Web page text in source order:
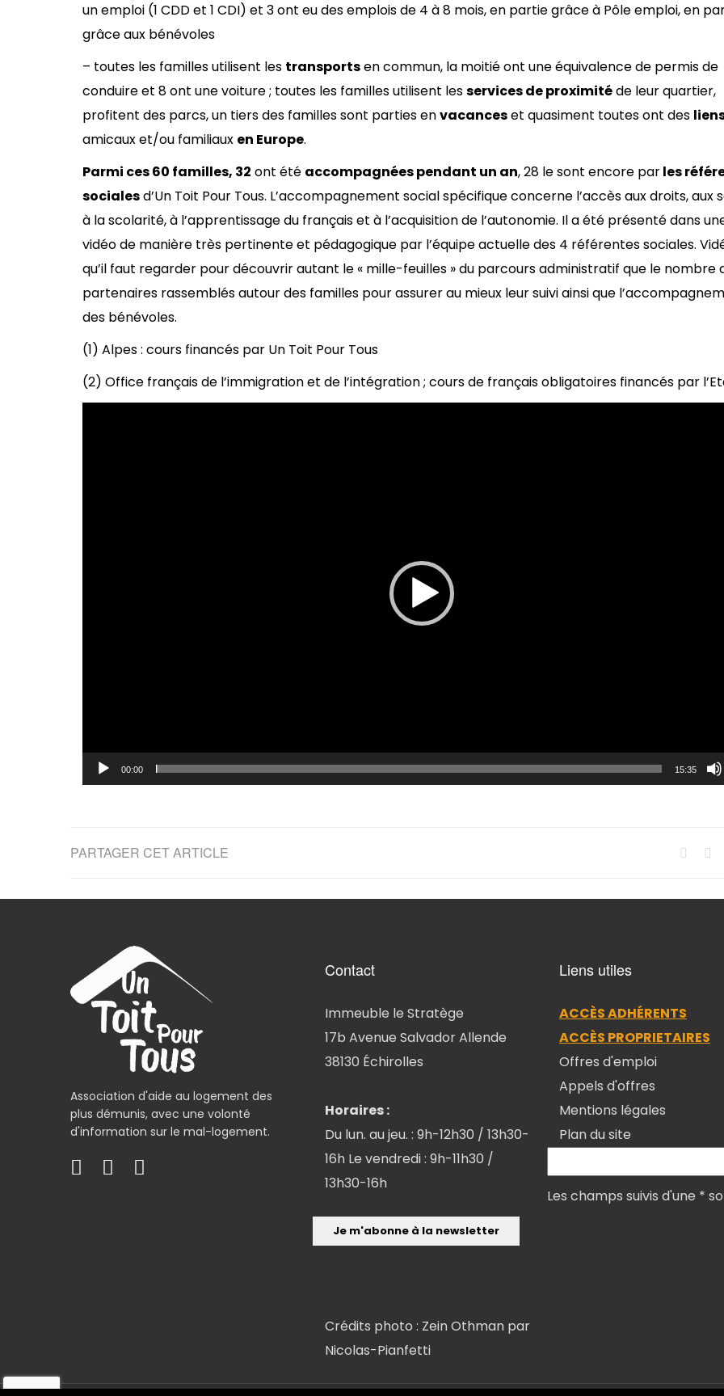
un emploi (1 CDD et 1 CDI) et 3 ont eu des emplois de 4 à 8 mois, en partie grâce à Pôle emploi, en
grâce aux bénévoles
– toutes les familles utilisent les transportsen commun, la moitié ont une équivalence de permis de
conduire et 8 ont une voiture ; toutes les familles utilisent lesservices de proximitéde leur quartier,
profitent des parcs, un tiers des familles sont parties envacanceset quasiment toutes ont des
amicaux et/ou familiaux en Europe.
Parmi ces 60 familles, 32 ont été accompagnées pendant un an, 28 le sont encore parles
socialesd’Un Toit Pour Tous. L’accompagnement social spécifique concerne l’accès aux droits, aux
à la scolarité, à l’apprentissage du français et à l’acquisition de l’autonomie. Il a été présenté dans
vidéo de manière très pertinente et pédagogique par l’équipe actuelle des 4 référentes sociales.
qu’il faut regarder pour découvrir autant le « mille-feuilles » du parcours administratif que le nombre
partenaires rassemblés autour des familles pour assurer au mieux leur suivi ainsi que
des bénévoles.
(1) Alpes : cours financés par Un Toit Pour Tous
(2) Office français de l’immigration et de l’intégration ; cours de français obligatoires financés par
00:00 15:35
PARTAGER CET ARTICLE
Association d'aide au logement des
plus démunis, avec une volonté
d'information sur le mal-logement.
Contact
Immeuble le Stratège
17b Avenue Salvador Allende
38130 Échirolles
Horaires :
Du lun. au jeu. : 9h-12h30 / 13h30-
16h Le vendredi : 9h-11h30 /
13h30-16h
Liens utiles
ACCÈS ADHÉRENTS
ACCÈS PROPRIETAIRES
Offres d'emploi
Appels d'offres
Mentions légales
Plan du site
Les champs suivis d'une *
Crédits photo : Zein Othman par
Nicolas-Pianfetti